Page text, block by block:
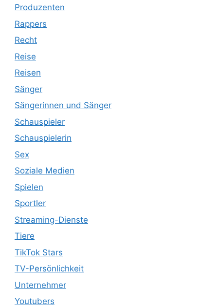
Produzenten
Rappers
Recht
Reise
Reisen
Sänger
Sängerinnen und Sänger
Schauspieler
Schauspielerin
Sex
Soziale Medien
Spielen
Sportler
Streaming-Dienste
Tiere
TikTok Stars
TV-Persönlichkeit
Unternehmer
Youtubers